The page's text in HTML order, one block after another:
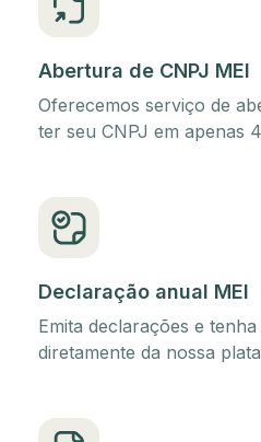
Abertura de CNPJ MEI
Oferecemos serviço de
ter seu CNPJ em apenas
Declaração anual MEI
Emita declarações e
diretamente da nossa